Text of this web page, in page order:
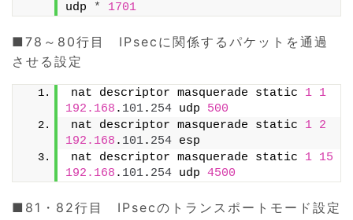
udp
* 1701
■78～80行目 IPsecに関係するパケットを通過
させる設定
nat descriptor masquerade static 1 1
192.168 . 101. 254 udp 500
nat descriptor masquerade static 1 2
192.168 . 101. 254 esp
nat descriptor masquerade static 1 15
192.168 . 101. 254 udp 4500
■81・82行目 IPsecのトランスポートモード設定